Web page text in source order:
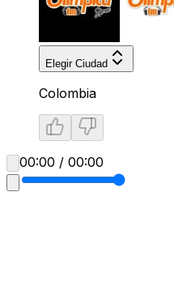
Elegir Ciudad
Colombia
00:00 / 00:00